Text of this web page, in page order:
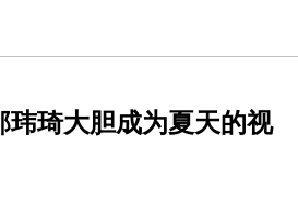
玮琦大胆成为夏天的视